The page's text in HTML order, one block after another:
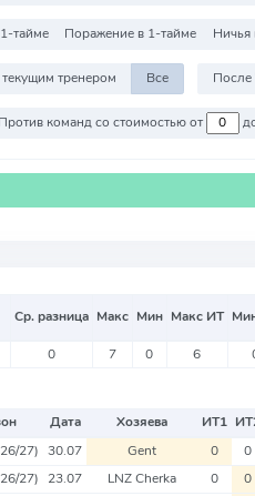
тайме Поражение в 1-тайме Ничья
тренером Все После
Против команд со стоимостью от
Ср. разница Макс Мин Макс ИТ
0 7 0 6
Дата Хозяева ИТ1 ИТ
27) 30.07 Gent 0 0
27) 23.07 LNZ Cherka 0 0